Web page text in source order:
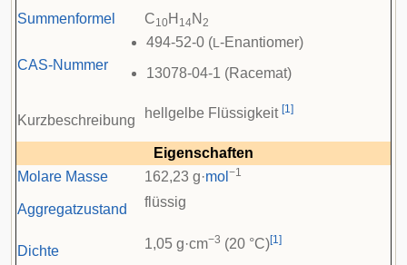
Summenformel C10H 14N 2
CAS-Nummer
494-52-0 (L -Enantiomer)
13078-04-1 (Racemat)
Kurzbeschreibung hellgelbe Flüssigkeit [1]
Eigenschaften
Molare Masse
162,23 g·mol −1
Aggregatzustand flüssig
Dichte 1,05 g·cm−3 (20 °C)[1]